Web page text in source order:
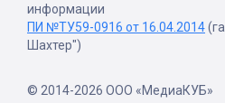
информации
ПИ №ТУ59-0916 от 16.04.2014
Шахтер")
© 2014-2026 ООО «МедиаКУБ»